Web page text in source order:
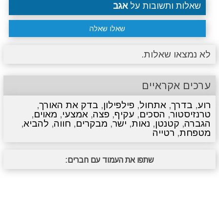
שאלות ותשובות עלאגב
שאלו שאלה
לא נמצאו שאלות.
ערכים אקראיים
רוע, בדרך, אתחול, פילפילון, בדק את האורך,
טרנזיסטור, הסכים, עקיף, פצה, אמצעי, מאוים,
הגברה, קטנטן, נאות, ישר, מבקרים, חווה, להביא,
מטפחת, רטייה
שתפו את העמוד עם חברים: